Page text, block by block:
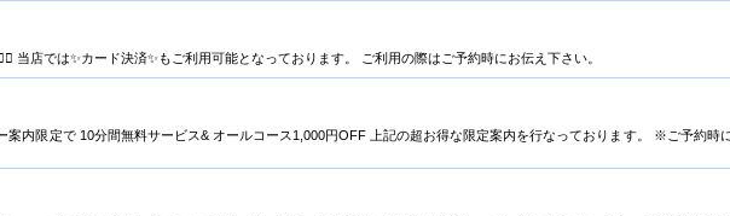
当店では✨カード決済✨もご利用可能となっております。 ご利用の際はご予約時にお伝え下さい。
内限定で 10分間無料サービス& オールコース1,000円OFF 上記の超お得な限定案内を行なっております。 ※ご予約時